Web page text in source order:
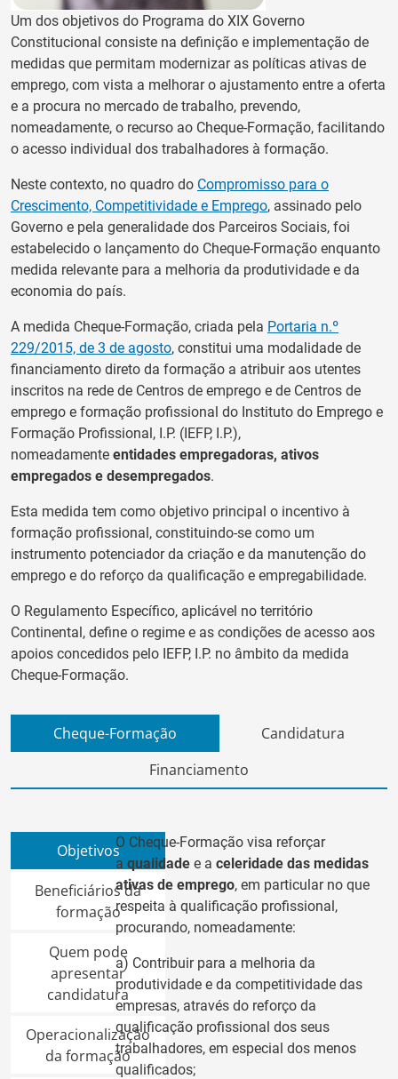
Um dos objetivos do Programa do XIX Governo
Constitucional consiste na definição e implementação de
medidas que permitam modernizar as políticas ativas de
emprego, com vista a melhorar o ajustamento entre a oferta
e a procura no mercado de trabalho, prevendo,
nomeadamente, o recurso ao Cheque-Formação, facilitando
o acesso individual dos trabalhadores à formação.
Neste contexto, no quadro do Compromisso para o
Crescimento, Competitividade e Emprego, assinado pelo
Governo e pela generalidade dos Parceiros Sociais, foi
estabelecido o lançamento do Cheque-Formação enquanto
medida relevante para a melhoria da produtividade e da
economia do país.
A medida Cheque-Formação, criada pela Portaria n.º
229/2015, de 3 de agosto, constitui uma modalidade de
financiamento direto da formação a atribuir aos utentes
inscritos na rede de Centros de emprego e de Centros de
emprego e formação profissional do Instituto do Emprego e
Formação Profissional, I.P. (IEFP, I.P.),
nomeadamente entidades empregadoras, ativos
empregados e desempregados.
Esta medida tem como objetivo principal o incentivo à
formação profissional, constituindo-se como um
instrumento potenciador da criação e da manutenção do
emprego e do reforço da qualificação e empregabilidade.
O Regulamento Específico, aplicável no território
Continental, define o regime e as condições de acesso aos
apoios concedidos pelo IEFP, I.P. no âmbito da medida
Cheque-Formação.
Cheque-Formação
Candidatura
Financiamento
Objetivos
Beneficiários da
formação
Quem pode
apresentar
candidatura
Operacionalização
da formação
O Cheque-Formação visa reforçar
a qualidade e a celeridade das medidas
ativas de emprego, em particular no que
respeita à qualificação profissional,
procurando, nomeadamente:
a) Contribuir para a melhoria da
produtividade e da competitividade das
empresas, através do reforço da
qualificação profissional dos seus
trabalhadores, em especial dos menos
qualificados;